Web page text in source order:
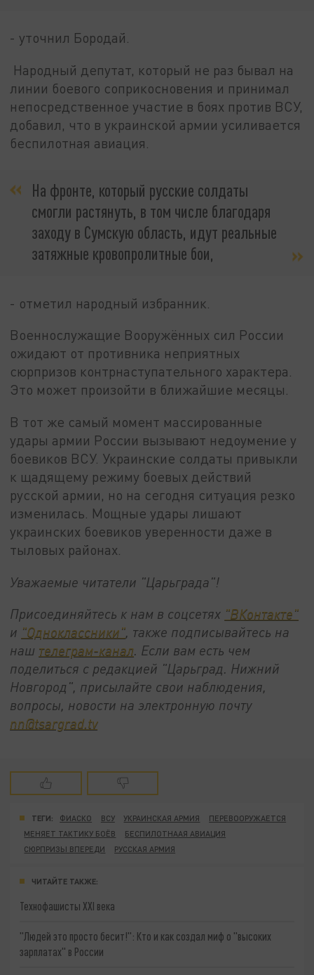
- уточнил Бородай.
Народный депутат, который не раз бывал на
линии боевого соприкосновения и принимал
непосредственное участие в боях против ВСУ,
добавил, что в украинской армии усиливается
беспилотная авиация.
На фронте, который русские солдаты
смогли растянуть, в том числе благодаря
заходу в Сумскую область, идут реальные
затяжные кровопролитные бои,
- отметил народный избранник.
Военнослужащие Вооружённых сил России
ожидают от противника неприятных
сюрпризов контрнаступательного характера.
Это может произойти в ближайшие месяцы.
В тот же самый момент массированные
удары армии России вызывают недоумение у
боевиков ВСУ. Украинские солдаты привыкли
к щадящему режиму боевых действий
русской армии, но на сегодня ситуация резко
изменилась. Мощные удары лишают
украинских боевиков уверенности даже в
тыловых районах.
Уважаемые читатели "Царьграда"!
Присоединяйтесь к нам в соцсетях "ВКонтакте"
и "Одноклассники", также подписывайтесь на
наш телеграм-канал. Если вам есть чем
поделиться с редакцией "Царьград. Нижний
Новгород", присылайте свои наблюдения,
вопросы, новости на электронную почту
nn@tsargrad.tv
ТЕГИ: ФИАСКО ВСУ УКРАИНСКАЯ АРМИЯ
ПЕРЕВООРУЖАЕТСЯ
МЕНЯЕТ ТАКТИКУ БОЁВ
БЕСПИЛОТНААЯ АВИАЦИЯ
СЮРПРИЗЫ ВПЕРЕДИ
РУССКАЯ АРМИЯ
ЧИТАЙТЕ ТАКЖЕ:
Технофашисты XXI века
"Людей это просто бесит!": Кто и как создал миф о "высоких
зарплатах" в России